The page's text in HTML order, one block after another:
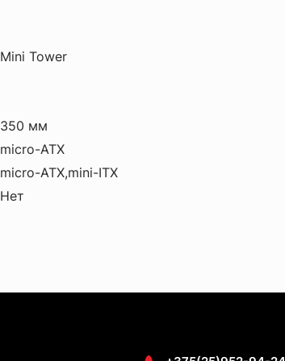
Mini Tower
350 мм
micro-ATX
micro-ATX,mini-ITX
Нет